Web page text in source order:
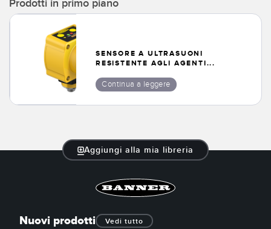
Software per sensori di misura Banner
TECNOLOGIA
Sensori con IO-Link
Prodotti in primo piano
SENSORE A ULTRASUONI
RESISTENTE AGLI AGENTI...
Continua a leggere
Aggiungi alla mia libreria
Nuovi prodotti Vedi tutto